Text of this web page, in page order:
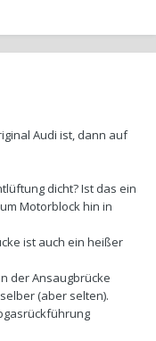
Audi ist, dann auf
dicht? Ist das ein
Motorblock hin in
ist auch ein heißer
der Ansaugbrücke
(aber selten).